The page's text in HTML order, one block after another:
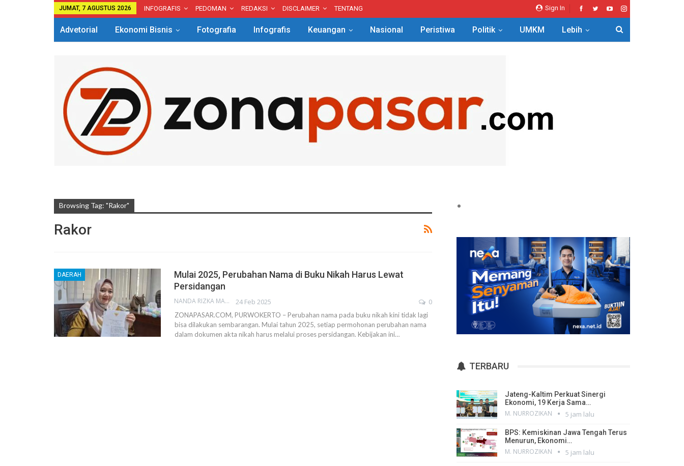
Sign In
JUMAT, 7 AGUSTUS 2026 INFOGRAFIS PEDOMAN REDAKSI DISCLAIMER TENTANG
Advetorial Ekonomi Bisnis Fotografia Infografis Keuangan Nasional Peristiwa Politik UMKM Lebih
Browsing Tag: "Rakor"
Rakor
DAERAH
Mulai 2025, Perubahan Nama di Buku Nikah Harus Lewat
Persidangan
NANDA RIZKA MAHENDRA 24 Feb 2025 0
ZONAPASAR.COM, PURWOKERTO – Perubahan nama pada buku nikah kini tidak lagi
bisa dilakukan sembarangan. Mulai tahun 2025, setiap permohonan perubahan nama
dalam dokumen akta nikah harus melalui proses persidangan. Kebijakan ini…
TERBARU
Jateng-Kaltim Perkuat Sinergi
Ekonomi, 19 Kerja Sama…
M. NURROZIKAN 5 jam lalu
BPS: Kemiskinan Jawa Tengah Terus
Menurun, Ekonomi…
M. NURROZIKAN 5 jam lalu